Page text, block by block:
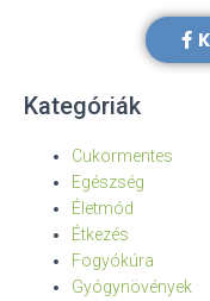
Kategóriák
Cukormentes
Egészség
Életmód
Étkezés
Fogyókúra
Gyógynövények